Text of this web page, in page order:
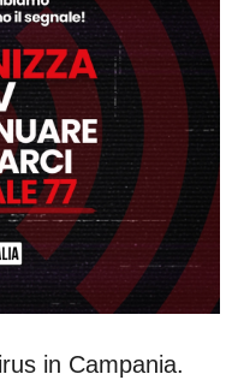
in Campania.